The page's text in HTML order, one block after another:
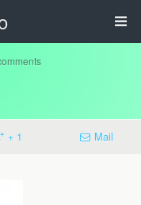
+ 1 Mail